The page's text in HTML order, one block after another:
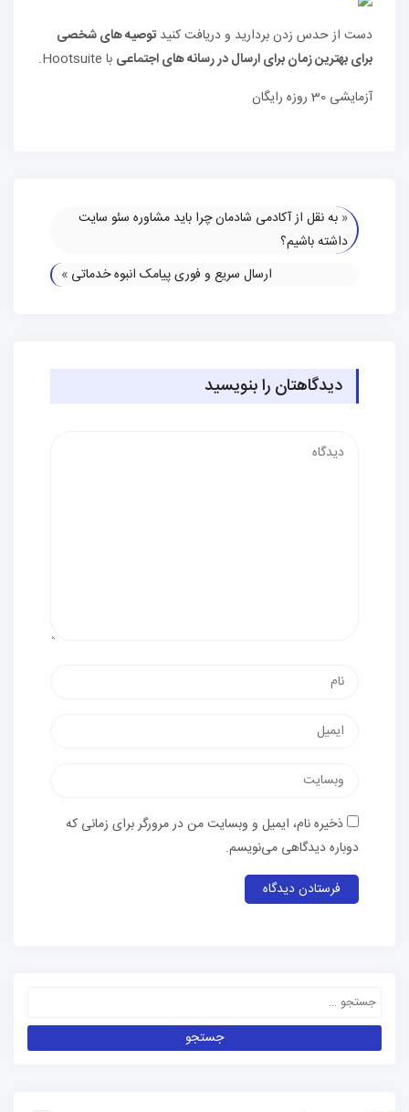
دست از حدس زدن بردارید و دریافت کنید توصیه های شخصی
برای بهترین زمان برای ارسال در رسانه های اجتماعی با Hootsuite.
آزمایشی 30 روزه رایگان
« به نقل از آکادمی شادمان چرا باید مشاوره سئو سایت
داشته باشیم؟
ارسال سریع و فوری پیامک انبوه خدماتی »
دیدگاهتان را بنویسید
ذخیره نام، ایمیل و وبسایت من در مرورگر برای زمانی که
دوباره دیدگاهی می‌نویسم.